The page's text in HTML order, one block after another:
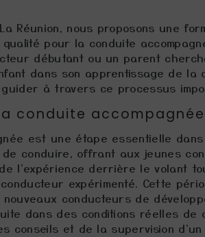
Réunion, nous proposons une
pour la conduite
débutant ou un parent
dans son apprentissage de la
à travers ce processus
conduite
est une étape essentielle
conduire, offrant aux jeunes
l'expérience derrière le volant
expérimenté. Cette
conducteurs de
dans des conditions réelles de
conseils et de la supervision d'un